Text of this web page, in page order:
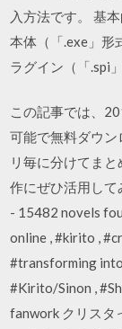
入方法です。 基
本体（「.exe」形
ラグイン（「.spi
この記事では、
可能で無料ダウ
リ毎に分けてま
作にぜひ活用して
- 15482 novels
online , #kirito ,
#transforming
#Kirito/Sinon ,
fanwork クリスタ